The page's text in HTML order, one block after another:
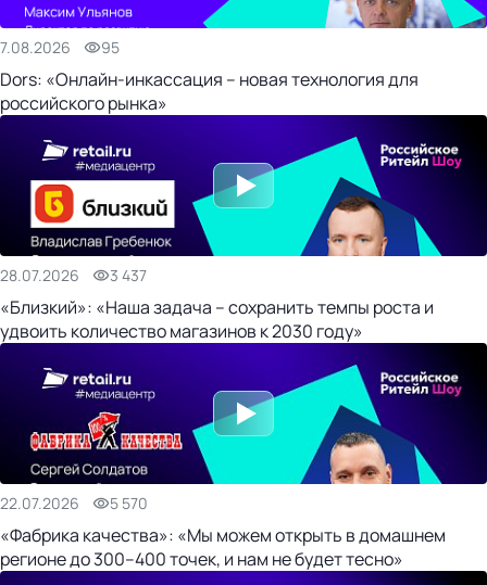
7.08.2026 95
Dors: «Онлайн-инкассация – новая технология для
российского рынка»
28.07.2026 3 437
«Близкий»: «Наша задача – сохранить темпы роста и
удвоить количество магазинов к 2030 году»
22.07.2026 5 570
«Фабрика качества»: «Мы можем открыть в домашнем
регионе до 300–400 точек, и нам не будет тесно»